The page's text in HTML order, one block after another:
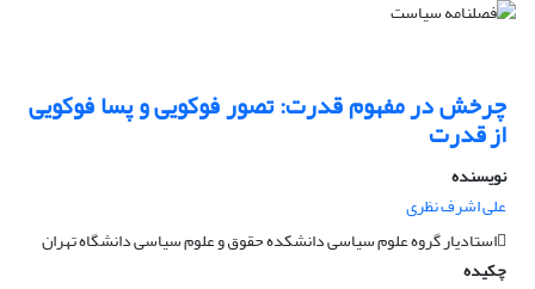
چرخش در مفهوم قدرت: تصور فوکویی و پسا فوکویی
از قدرت
نویسنده
علی اشرف نظری
استادیار گروه علوم سیاسی دانشکده حقوق و علوم سیاسی دانشگاه تهران
چکیده